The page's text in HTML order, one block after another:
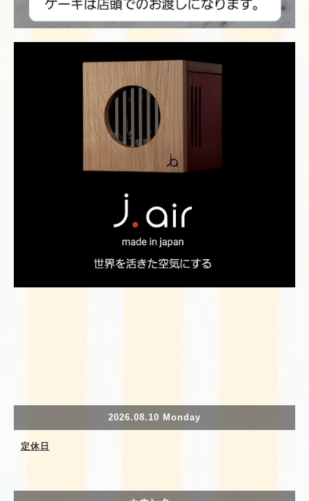
2026.08.10 Monday
定休日